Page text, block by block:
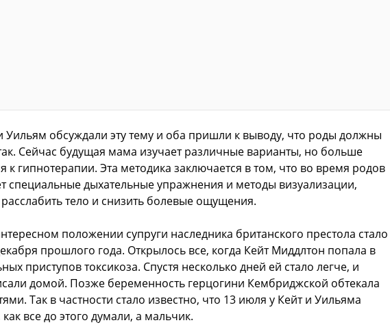
Уильям обсуждали эту тему и оба пришли к выводу, что роды должны
Сейчас будущая мама изучает различные варианты, но больше
к гипнотерапии. Эта методика заключается в том, что во время родов
специальные дыхательные упражнения и методы визуализации,
тело и снизить болевые ощущения.
положении супруги наследника британского престола стало
прошлого года. Открылось все, когда Кейт Миддлтон попала в
приступов токсикоза. Спустя несколько дней ей стало легче, и
домой. Позже беременность герцогини Кембриджской обтекала
Так в частности стало известно, что 13 июля у Кейт и Уильяма
все до этого думали, а мальчик.